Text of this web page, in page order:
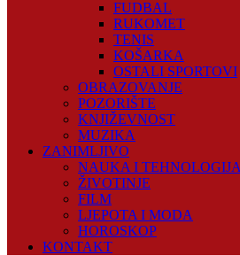
FUDBAL
RUKOMET
TENIS
KOŠARKA
OSTALI SPORTOVI
OBRAZOVANJE
POZORIŠTE
KNJIŽEVNOST
MUZIKA
ZANIMLJIVO
NAUKA I TEHNOLOGIJA
ŽIVOTINJE
FILM
LJEPOTA I MODA
HOROSKOP
KONTAKT